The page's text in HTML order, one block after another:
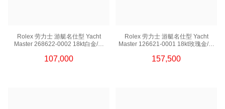
Rolex 劳力士 游艇名仕型 Yacht
Master 268622-0002 18kt白金/钢
107,000
Rolex 劳力士 游艇名仕型 Yacht
Master 126621-0001 18kt玫瑰金/钢
157,500